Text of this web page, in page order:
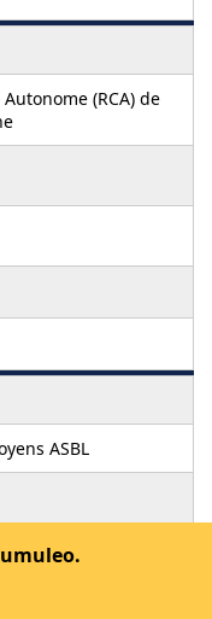
(RCA) de
ASBL